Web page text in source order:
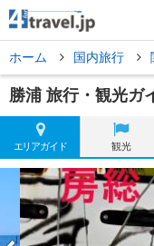
ホーム 国内旅行
勝浦 旅行・観光ガ
エリアガイド 観光